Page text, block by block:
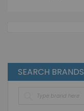
SEARCH BRANDS